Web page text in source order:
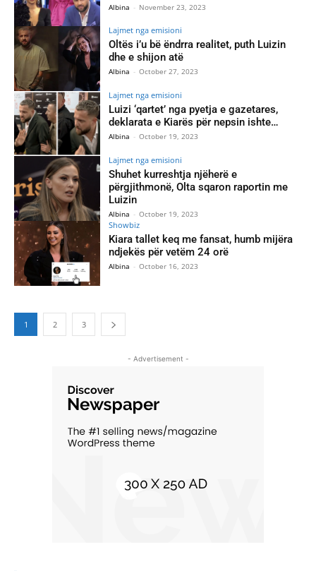
Albina - November 23, 2023
Lajmet nga emisioni
Oltës i’u bë ëndrra realitet, puth Luizin
dhe e shijon atë
Albina - October 27, 2023
Lajmet nga emisioni
Luizi ‘qartet’ nga pyetja e gazetares,
deklarata e Kiarës për nepsin ishte…
Albina - October 19, 2023
Lajmet nga emisioni
Shuhet kurreshtja njëherë e
përgjithmonë, Olta sqaron raportin me
Luizin
Albina - October 19, 2023
Showbiz
Kiara tallet keq me fansat, humb mijëra
ndjekës për vetëm 24 orë
Albina - October 16, 2023
1 2 3
- Advertisement -